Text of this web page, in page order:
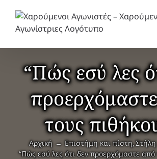
περιεχόμενο
“Πώς εσύ λες
τους
Αρχική Επιστήμη και πίστη
“Πώς εσύ λες ότι δεν προερχόμαστε από